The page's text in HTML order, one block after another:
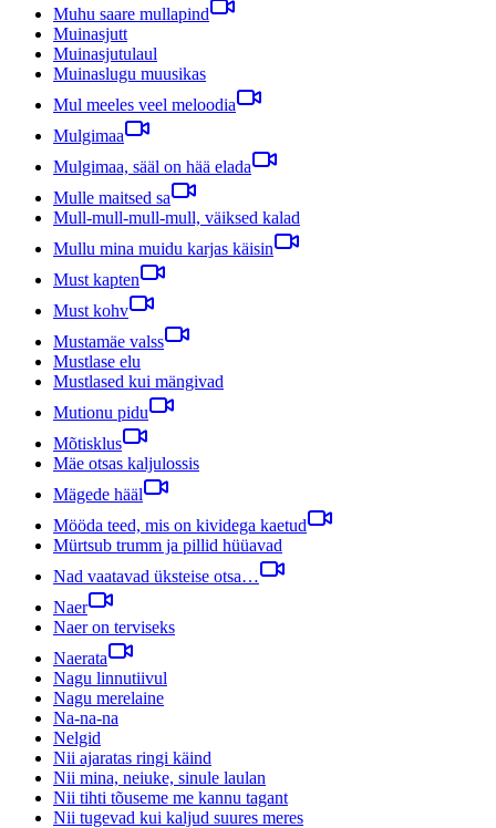
Muhu saare mullapind
Muinasjutt
Muinasjutulaul
Muinaslugu muusikas
Mul meeles veel meloodia
Mulgimaa
Mulgimaa, sääl on hää elada
Mulle maitsed sa
Mull-mull-mull-mull, väiksed kalad
Mullu mina muidu karjas käisin
Must kapten
Must kohv
Mustamäe valss
Mustlase elu
Mustlased kui mängivad
Mutionu pidu
Mõtisklus
Mäe otsas kaljulossis
Mägede hääl
Mööda teed, mis on kividega kaetud
Mürtsub trumm ja pillid hüüavad
Nad vaatavad üksteise otsa…
Naer
Naer on terviseks
Naerata
Nagu linnutiivul
Nagu merelaine
Na-na-na
Nelgid
Nii ajaratas ringi käind
Nii mina, neiuke, sinule laulan
Nii tihti tõuseme me kannu tagant
Nii tugevad kui kaljud suures meres